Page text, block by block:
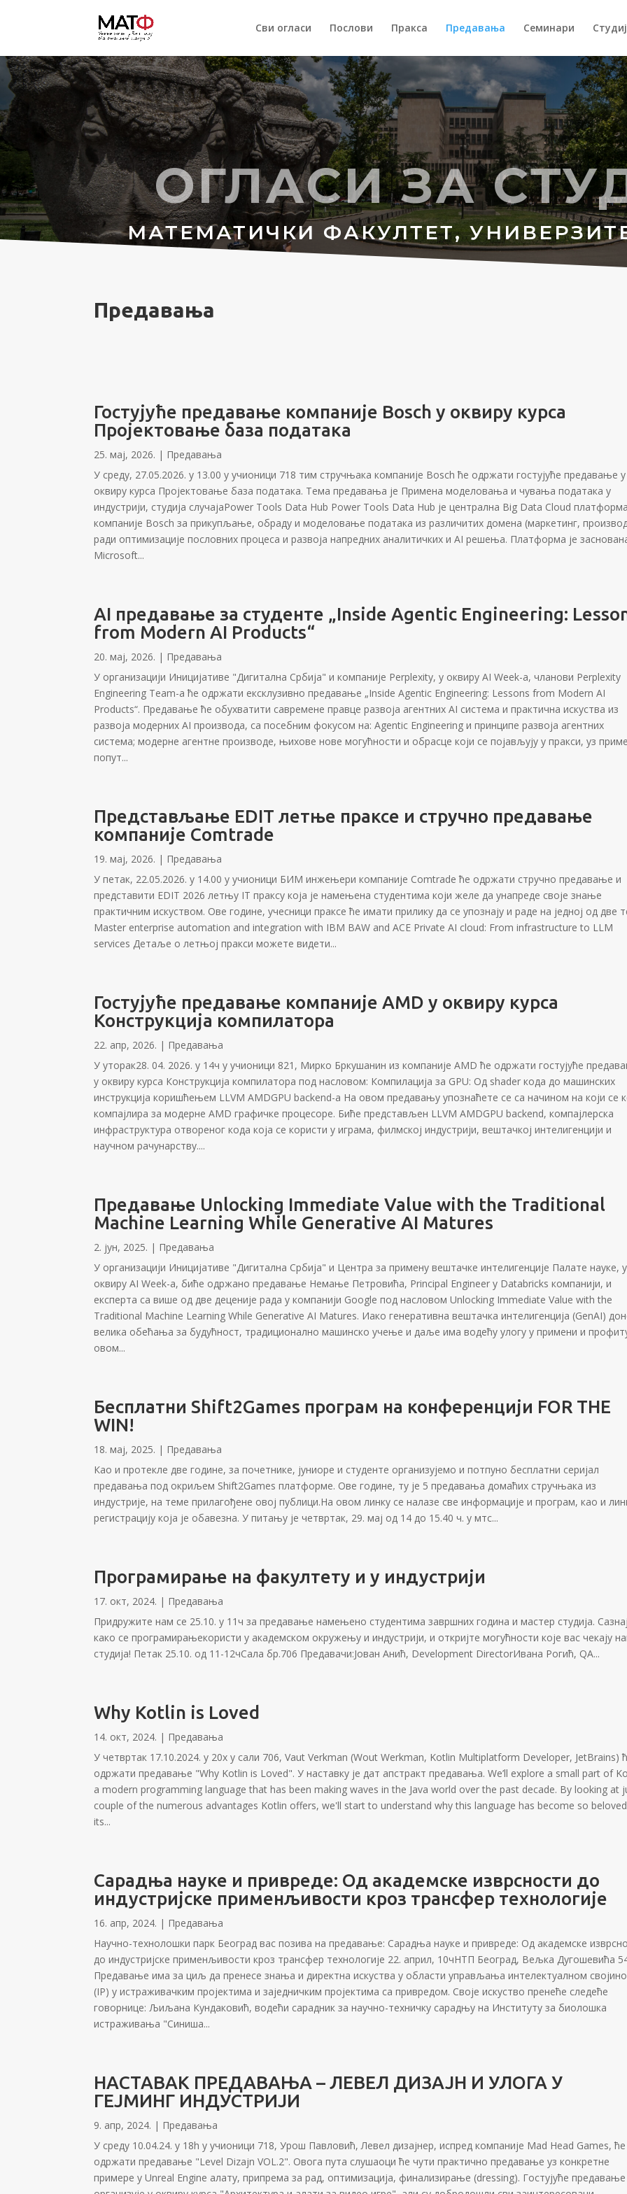
Сви огласи Послови Пракса Предавања Семинари
ОГЛАСИ ЗА
МАТЕМАТИЧКИ ФАКУЛТЕТ,
Предавања
Гостујуће предавање компаније Bosch у оквиру курса
Пројектовање база података
25. мај, 2026. | Предавања
У среду, 27.05.2026. у 13.00 у учионици 718 тим стручњака компаније Bosch ће одржати гостујуће предавање у
оквиру курса Пројектовање база података. Тема предавања је Примена моделовања и чувања података у
индустрији, студија случајаPower Tools Data Hub Power Tools Data Hub је централна Big Data Cloud платформа
компаније Bosch за прикупљање, обраду и моделовање података из различитих домена (маркетинг,
ради оптимизације пословних процеса и развоја напредних аналитичких и AI решења. Платформа је
Microsoft...
AI предавање за студенте „Inside Agentic Engineering:
from Modern AI Products“
20. мај, 2026. | Предавања
У организацији Иницијативе "Дигитална Србија" и компаније Perplexity, у оквиру AI Week-а, чланови Perplexity
Engineering Team-а ће одржати ексклузивно предавање „Inside Agentic Engineering: Lessons from Modern AI
Products“. Предавање ће обухватити савремене правце развоја агентних AI система и практична искуства из
развоја модерних AI производа, са посебним фокусом на: Agentic Engineering и принципе развоја агентних
система; модерне агентне производе, њихове нове могућности и обрасце који се појављују у пракси, уз
попут...
Представљање EDIT летње праксе и стручно предавање
компаније Comtrade
19. мај, 2026. | Предавања
У петак, 22.05.2026. у 14.00 у учионици БИМ инжењери компаније Comtrade ће одржати стручно предавање и
представити EDIT 2026 летњу IT праксу која је намењена студентима који желе да унапреде своје знање
практичним искуством. Ове године, учесници праксе ће имати прилику да се упознају и раде на једној од две
Master enterprise automation and integration with IBM BAW and ACE Private AI cloud: From infrastructure to LLM
services Детаље о летњој пракси можете видети...
Гостујуће предавање компаније AMD у оквиру курса
Конструкција компилатора
22. апр, 2026. | Предавања
У уторак28. 04. 2026. у 14ч у учионици 821, Мирко Бркушанин из компаније AMD ће одржати гостујуће
у оквиру курса Конструкција компилатора под насловом: Компилација за GPU: Од shader кода до машинских
инструкција коришћењем LLVM AMDGPU backend-а На овом предавању упознаћете се са начином на који се
компајлира за модерне AMD графичке процесоре. Биће представљен LLVM AMDGPU backend, компајлерска
инфраструктура отвореног кода која се користи у играма, филмској индустрији, вештачкој интелигенцији и
научном рачунарству....
Предавање Unlocking Immediate Value with the Traditional
Machine Learning While Generative AI Matures
2. јун, 2025. | Предавања
У организацији Иницијативе "Дигитална Србија" и Центра за примену вештачке интелигенције Палате науке, у
оквиру AI Week-а, биће одржано предавање Немање Петровића, Principal Engineer у Databricks компанији, и
експерта са више од две деценије рада у компанији Google под насловом Unlocking Immediate Value with the
Traditional Machine Learning While Generative AI Matures. Иако генеративна вештачка интелигенција (GenAI)
велика обећања за будућност, традиционално машинско учење и даље има водећу улогу у примени и
овом...
Бесплатни Shift2Games програм на конференцији FOR THE
WIN!
18. мај, 2025. | Предавања
Као и протекле две године, за почетнике, јуниоре и студенте организујемо и потпуно бесплатни серијал
предавања под окриљем Shift2Games платформе. Ове године, ту је 5 предавања домаћих стручњака из
индустрије, на теме прилагођене овој публици.На овом линку се налазе све информације и програм, као и
регистрацију која је обавезна. У питању је четвртак, 29. мај од 14 до 15.40 ч. у мтс...
Програмирање на факултету и у индустрији
17. окт, 2024. | Предавања
Придружите нам се 25.10. у 11ч за предавање намењено студентима завршних година и мастер студија.
како се програмирањекористи у академском окружењу и индустрији, и откријте могућности које вас чекају
студија! Петак 25.10. од 11-12чСала бр.706 Предавачи:Јован Анић, Development DirectorИвана Рогић, QA...
Why Kotlin is Loved
14. окт, 2024. | Предавања
У четвртак 17.10.2024. у 20х у сали 706, Vaut Verkman (Wout Werkman, Kotlin Multiplatform Developer, JetBrains)
одржати предавање "Why Kotlin is Loved". У наставку је дат апстракт предавања. We’ll explore a small part of
a modern programming language that has been making waves in the Java world over the past decade. By looking at
couple of the numerous advantages Kotlin offers, we'll start to understand why this language has become so
its...
Сарадња науке и привреде: Од академске изврсности до
индустријске применљивости кроз трансфер технологије
16. апр, 2024. | Предавања
Научно-технолошки парк Београд вас позива на предавање: Сарадња науке и привреде: Од академске
до индустријске применљивости кроз трансфер технологије 22. април, 10чНТП Београд, Вељка Дугошевића
Предавање има за циљ да пренесе знања и директна искуства у области управљања интелектуалном
(IP) у истраживачким пројектима и заједничким пројектима са привредом. Своје искуство пренеће следеће
говорнице: Љиљана Кундаковић, водећи сарадник за научно-техничку сарадњу на Институту за биолошка
истраживања "Синиша...
НАСТАВАК ПРЕДАВАЊА – ЛЕВЕЛ ДИЗАЈН И УЛОГА У
ГЕЈМИНГ ИНДУСТРИЈИ
9. апр, 2024. | Предавања
У среду 10.04.24. у 18h у учионици 718, Урош Павловић, Левел дизајнер, испред компаније Mad Head Games, ће
одржати предавање "Level Dizajn VOL.2". Овога пута слушаоци ће чути практично предавање уз конкретне
примере у Unreal Engine алату, припрема за рад, оптимизација, финализирање (dressing). Гостујуће предавање